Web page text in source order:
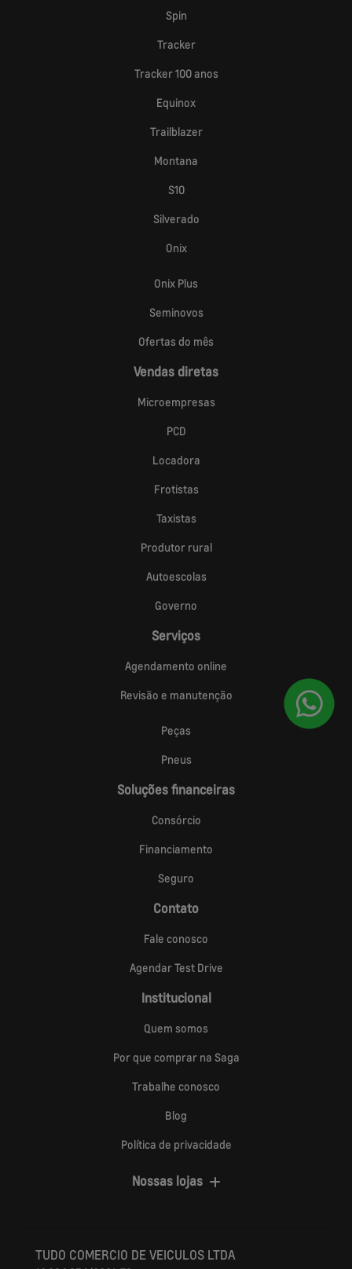
Spin
Tracker
Tracker 100 anos
Equinox
Trailblazer
Montana
S10
Silverado
Onix
Onix Plus
Seminovos
Ofertas do mês
Vendas diretas
Microempresas
PCD
Locadora
Frotistas
Taxistas
Produtor rural
Autoescolas
Governo
Serviços
Agendamento online
Revisão e manutenção
Peças
Pneus
Soluções financeiras
Consórcio
Financiamento
Seguro
Contato
Fale conosco
Agendar Test Drive
Institucional
Quem somos
Por que comprar na Saga
Trabalhe conosco
Blog
Política de privacidade
Nossas lojas
TUDO COMERCIO DE VEICULOS LTDA